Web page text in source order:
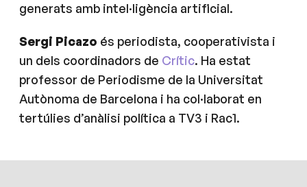
generats amb intel·ligència artificial.
Sergi Picazo és periodista, cooperativista i
un dels coordinadors de Crític. Ha estat
professor de Periodisme de la Universitat
Autònoma de Barcelona i ha col·laborat en
tertúlies d’anàlisi política a TV3 i Rac1.